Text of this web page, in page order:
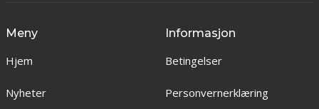
Meny
Hjem
Nyheter
Informasjon
Betingelser
Personvernerklæring